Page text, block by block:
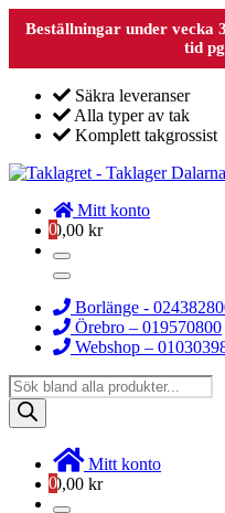
Beställningar under vecka
tid
Säkra leveranser
Alla typer av tak
Komplett takgrossist
Mitt konto
00,00 kr
Borlänge -
Örebro – 019570800
Webshop –
Products
search
Mitt konto
00,00 kr